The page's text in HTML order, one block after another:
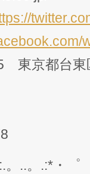
東京都台
。..。.:*・